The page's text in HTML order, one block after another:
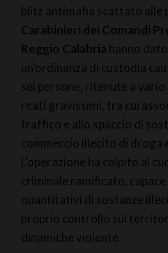
blitz antimafia scattato alle
Carabinieri dei Comandi
Reggio Calabria hanno
un’ordinanza di custodia
sei persone, ritenute a
reati gravissimi, tra cui
traffico e allo spaccio di
commercio illecito di droga
L’operazione ha colpito al
criminale ramificato,
quantitativi di sostanze
proprio controllo sul
dinamiche violente.